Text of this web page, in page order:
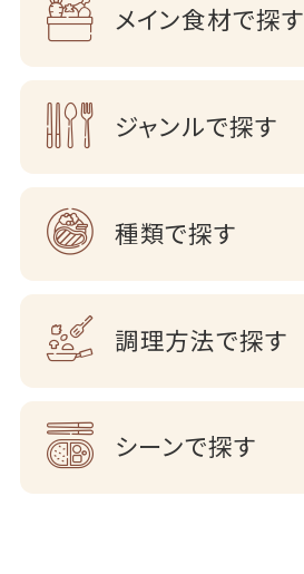
メイン食材で探す
ジャンルで探す
種類で探す
調理方法で探す
シーンで探す